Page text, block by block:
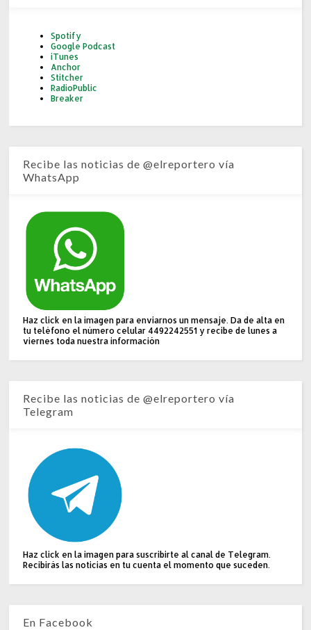
Spotify
Google Podcast
iTunes
Anchor
Stitcher
RadioPublic
Breaker
Recibe las noticias de @elreportero vía
WhatsApp
Haz click en la imagen para enviarnos un mensaje. Da de alta en
tu teléfono el número celular 4492242551 y recibe de lunes a
viernes toda nuestra información
Recibe las noticias de @elreportero vía
Telegram
Haz click en la imagen para suscribirte al canal de Telegram.
Recibirás las noticias en tu cuenta el momento que suceden.
En Facebook